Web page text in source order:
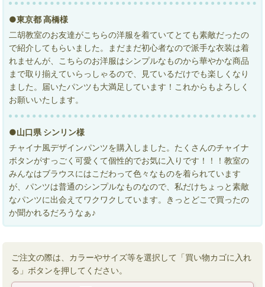
●東京都 高橋様
二胡教室のお友達がこちらの洋服を着ていてとても素敵だったの
で紹介してもらいました。まだまだ初心者なので派手な衣装は着
れませんが、こちらのお洋服はシンプルなものから華やかな商品
まで取り揃えていらっしゃるので、見ているだけでも楽しくなり
ました。届いたパンツも大満足しています！これからもよろしく
お願いいたします。
●山口県 シンリン様
チャイナ風デザインパンツを購入しました。たくさんのチャイナ
ボタンがすっごく可愛くて個性的でお気に入りです！！！教室の
みんなはブラウスにはこだわって色々なものを着られています
が、パンツは普通のシンプルなものなので、私だけちょっと素敵
なパンツに出会えてワクワクしています。きっとどこで買ったの
か聞かれるだろうなぁ♪
ご注文の際は、カラーやサイズ等を選択して「買い物カゴに入れ
る」ボタンを押してください。